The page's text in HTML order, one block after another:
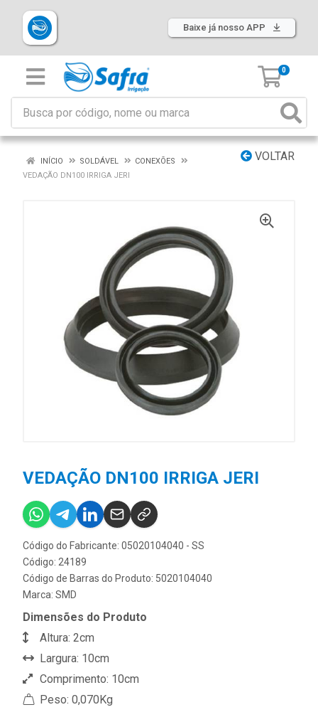
Baixe já nosso APP
0
VOLTAR
INÍCIO SOLDÁVEL
CONEXÕES
VEDAÇÃO DN100 IRRIGA JERI
VEDAÇÃO DN100 IRRIGA JERI
Código do Fabricante: 05020104040 - SS
Código: 24189
Código de Barras do Produto: 5020104040
Marca: SMD
Dimensões do Produto
Altura: 2cm
Largura: 10cm
Comprimento: 10cm
Peso: 0,070Kg